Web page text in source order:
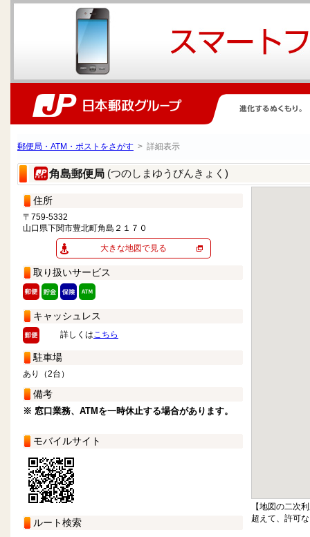
郵便局・ATM・ポストをさがす > 詳細表示
角島郵便局 (つのしまゆうびんきょく)
住所
〒759-5332
山口県下関市豊北町角島２１７０
大きな地図で見る
取り扱いサービス
キャッシュレス
詳しくはこちら
駐車場
あり（2台）
備考
※ 窓口業務、ATMを一時休止する場合があります。
モバイルサイト
ルート検索
【地図の二次
超えて、許可